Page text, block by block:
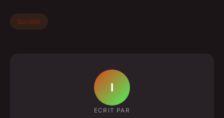
Société
I
ECRIT PAR